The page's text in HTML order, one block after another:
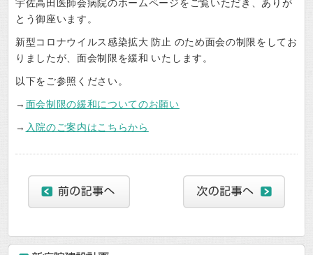
宇佐高田医師会病院のホームページをご覧いただき、ありが
とう御座います。
新型コロナウイルス感染拡大 防止 のため面会の制限をしてお
りましたが、面会制限を緩和 いたします。
以下をご参照ください。
→ 面会制限の緩和についてのお願い
→ 入院のご案内はこちらから